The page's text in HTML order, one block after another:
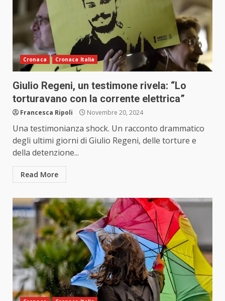
Cronaca Cronaca Italia
Giulio Regeni, un testimone rivela: “Lo
torturavano con la corrente elettrica”
Francesca Ripoli Novembre 20, 2024
Una testimonianza shock. Un racconto drammatico
degli ultimi giorni di Giulio Regeni, delle torture e
della detenzione...
Read More